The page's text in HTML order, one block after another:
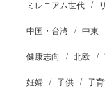
ミレニアム世代
中国・台湾 中東
健康志向 北欧
妊婦 子供 子